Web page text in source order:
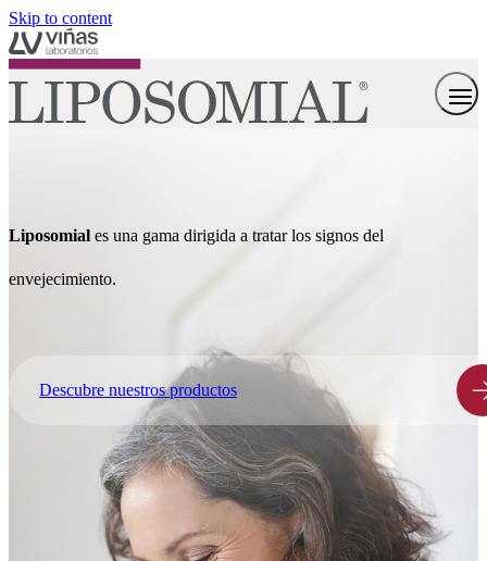
Skip to content
Liposomial es una gama dirigida a tratar los signos del
envejecimiento.
Descubre nuestros productos